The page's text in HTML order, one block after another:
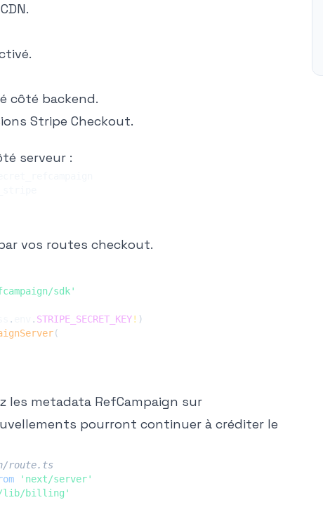
côté backend.
Stripe Checkout.
serveur :
vos routes checkout.
sdk'
. . STRIPE_SECRET_KEY! )
(
les metadata RefCampaign sur
pourront continuer à créditer le
route.ts
'next/server'
lib/billing'